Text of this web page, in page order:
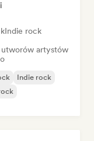
Indie rock
artystów
Indie rock